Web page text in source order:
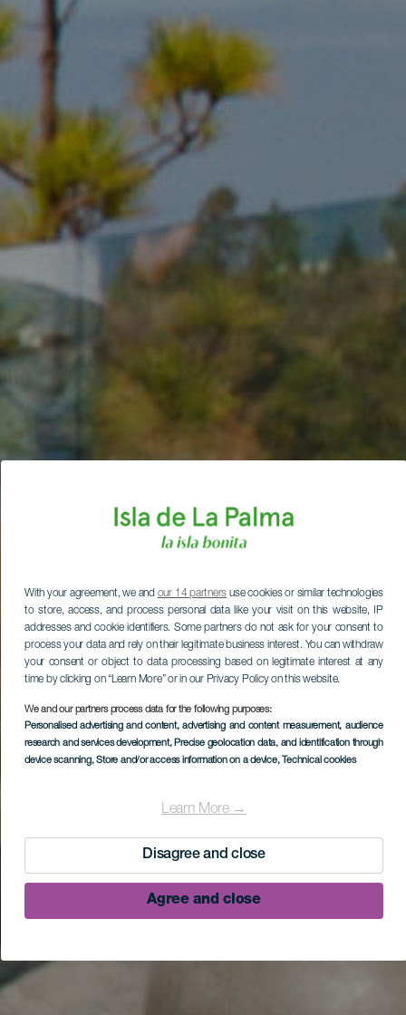
With your agreement, we and our 14 partners use cookies or similar technologies
to store, access, and process personal data like your visit on this website, IP
addresses and cookie identifiers. Some partners do not ask for your consent to
process your data and rely on their legitimate business interest. You can withdraw
your consent or object to data processing based on legitimate interest at any
time by clicking on “Learn More” or in our Privacy Policy on this website.
We and our partners process data for the following purposes:
Personalised advertising and content, advertising and content measurement, audience
research and services development, Precise geolocation data, and identification through
device scanning, Store and/or access information on a device, Technical cookies
Learn More →
Disagree and close
Agree and close